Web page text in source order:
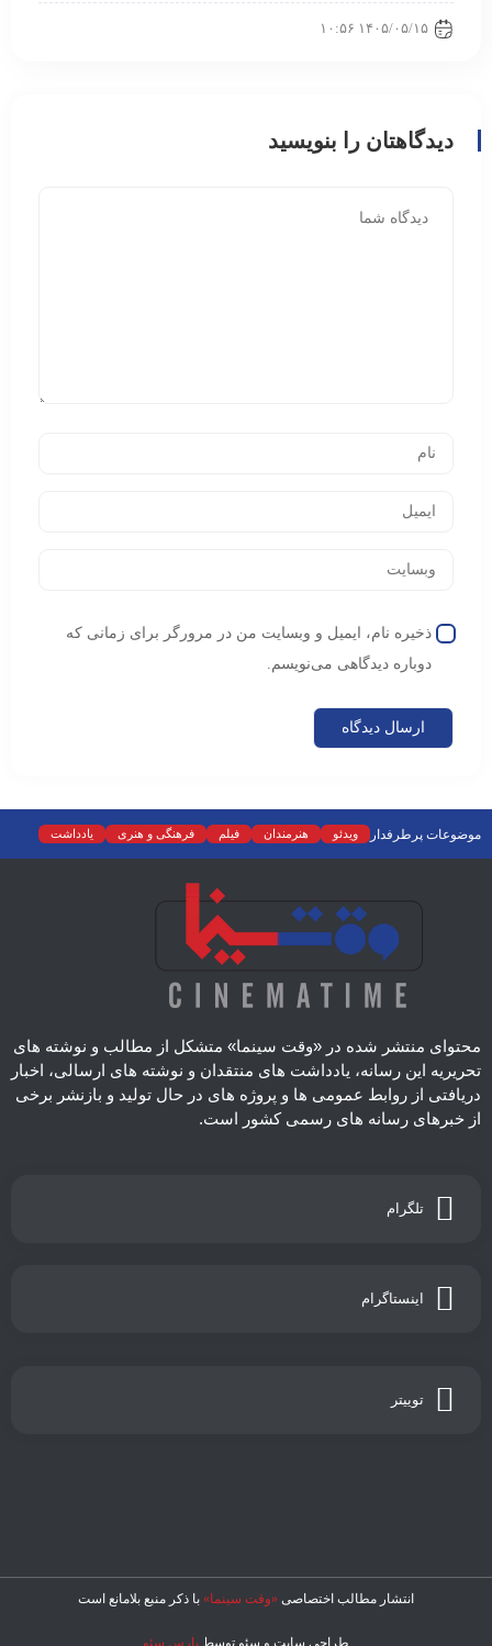
۱۴۰۵/۰۵/۱۵ ۱۰:۵۶
دیدگاهتان را بنویسید
ذخیره نام، ایمیل و وبسایت من در مرورگر برای زمانی که
دوباره دیدگاهی می‌نویسم.
موضوعات پرطرفدار ویدئو هنرمندان فیلم فرهنگی و هنری
یادداشت
نمایش خانگی
نقد موسیقی سینما رادیو و تلویزیون تجسمی
تئاتر
محتوای منتشر شده در «وقت سینما» متشکل از مطالب و نوشته های
تحریریه این رسانه، یادداشت های منتقدان و نوشته های ارسالی، اخبار
دریافتی از روابط عمومی ها و پروژه های در حال تولید و بازنشر برخی
از خبرهای رسانه های رسمی کشور است.
تلگرام
اینستاگرام
توییتر
انتشار مطالب اختصاصی «وقت سینما» با ذکر منبع بلامانع است